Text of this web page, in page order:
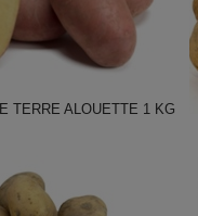
TERRE ALOUETTE 1 KG